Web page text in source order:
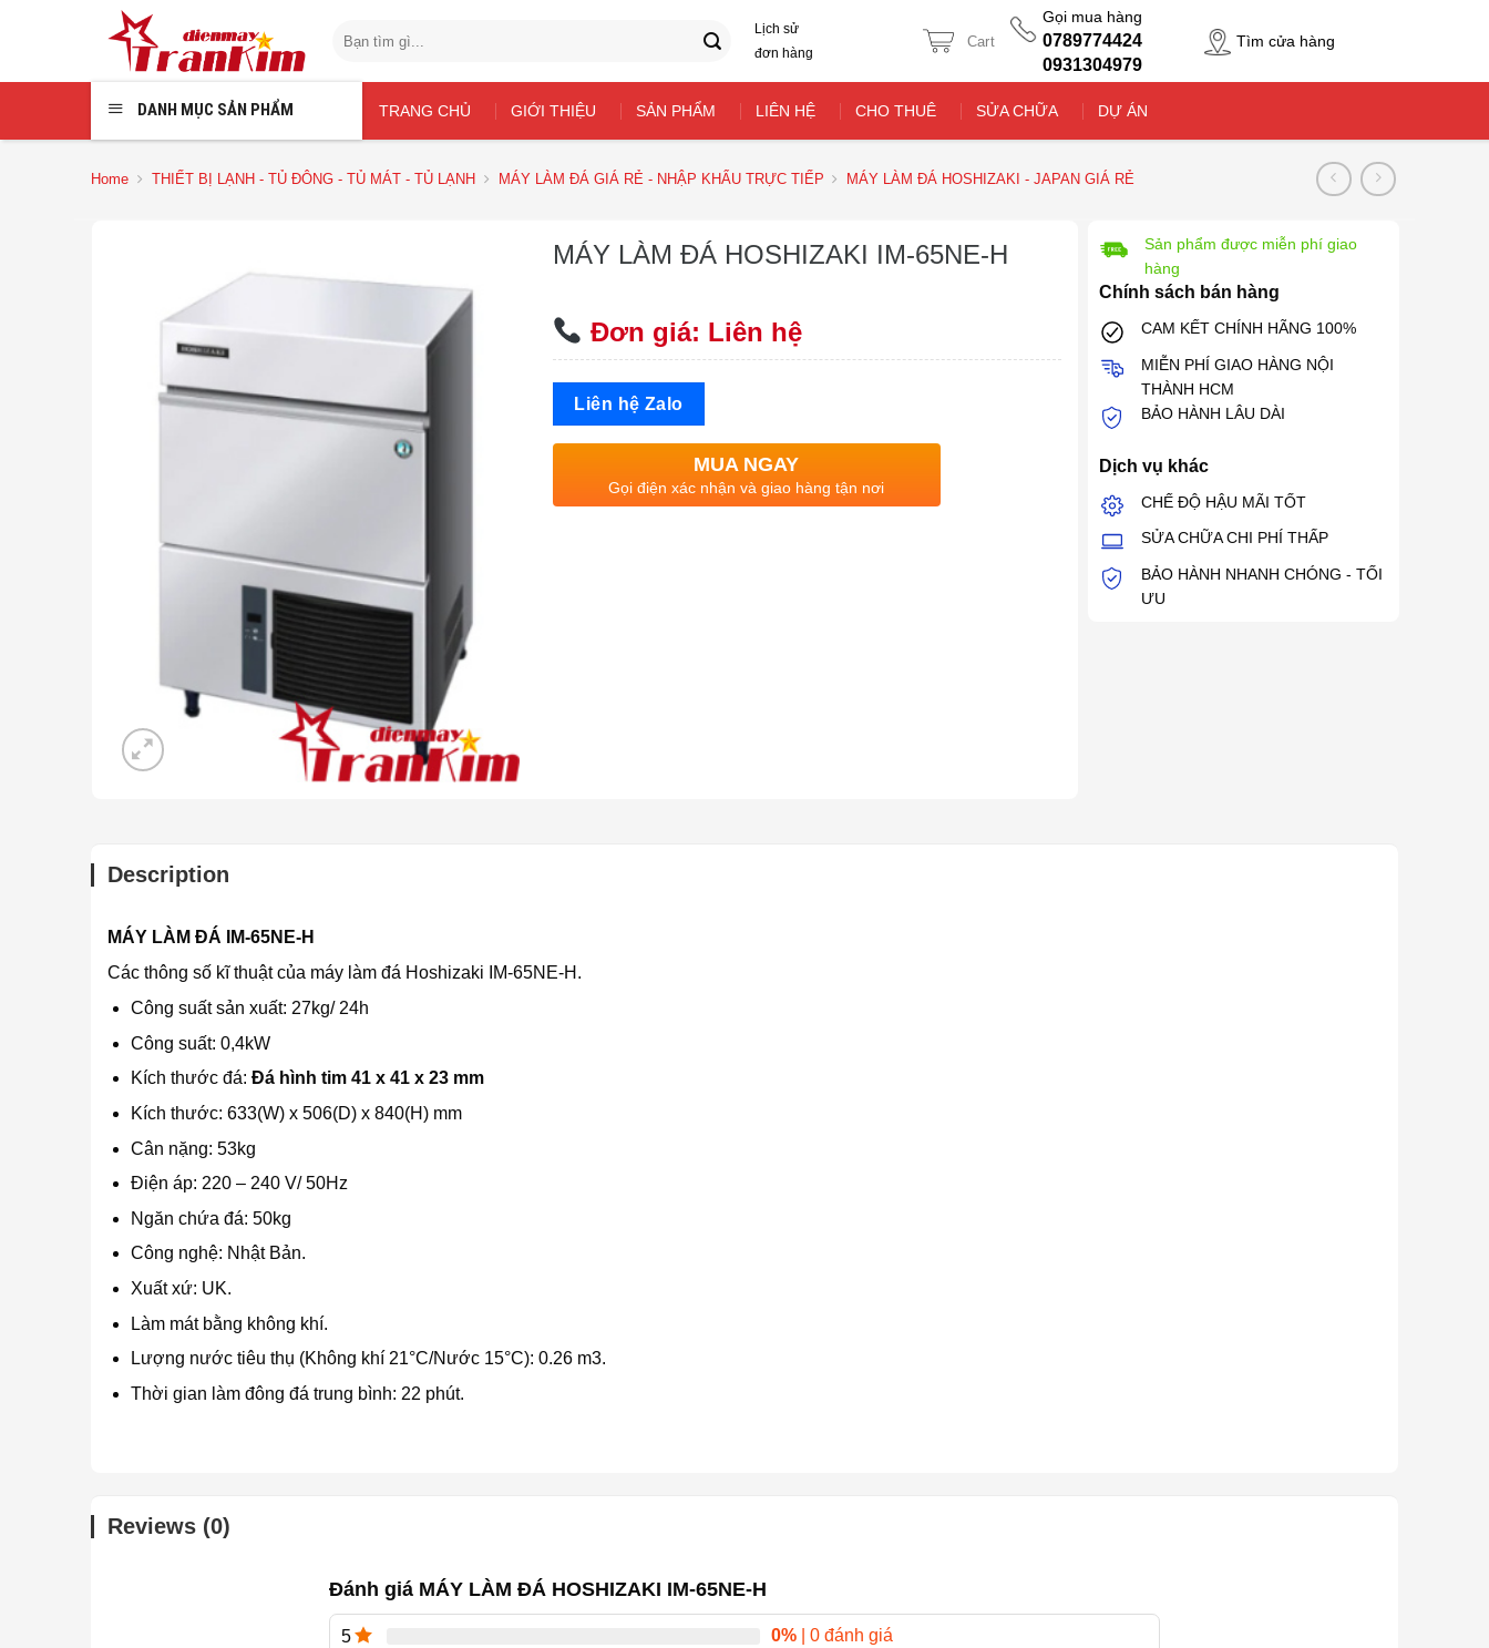
dung
Lịch sử
đơn hàng
Cart
Gọi mua hàng
0789774424
0931304979
Tìm cửa hàng
DANH MỤC SẢN PHẨM TRANG CHỦ GIỚI THIỆU SẢN PHẨM LIÊN HỆ CHO THUÊ SỬA CHỮA DỰ ÁN
Home THIẾT BỊ LẠNH - TỦ ĐÔNG - TỦ MÁT - TỦ LẠNH MÁY LÀM ĐÁ GIÁ RẺ - NHẬP KHẨU TRỰC TIẾP MÁY LÀM ĐÁ HOSHIZAKI - JAPAN GIÁ RẺ
MÁY LÀM ĐÁ HOSHIZAKI IM-65NE-H
Đơn giá: Liên hệ
Liên hệ Zalo
MUA NGAY
Gọi điện xác nhận và giao hàng tận nơi
Sản phẩm được miễn phí giao
hàng
Chính sách bán hàng
CAM KẾT CHÍNH HÃNG 100%
MIỄN PHÍ GIAO HÀNG NỘI
THÀNH HCM
BẢO HÀNH LÂU DÀI
Dịch vụ khác
CHẾ ĐỘ HẬU MÃI TỐT
SỬA CHỮA CHI PHÍ THẤP
BẢO HÀNH NHANH CHÓNG - TỐI
ƯU
Description
MÁY LÀM ĐÁ IM-65NE-H
Các thông số kĩ thuật của máy làm đá Hoshizaki IM-65NE-H.
Công suất sản xuất: 27kg/ 24h
Công suất: 0,4kW
Kích thước đá: Đá hình tim 41 x 41 x 23 mm
Kích thước: 633(W) x 506(D) x 840(H) mm
Cân nặng: 53kg
Điện áp: 220 – 240 V/ 50Hz
Ngăn chứa đá: 50kg
Công nghệ: Nhật Bản.
Xuất xứ: UK.
Làm mát bằng không khí.
Lượng nước tiêu thụ (Không khí 21°C/Nước 15°C): 0.26 m3.
Thời gian làm đông đá trung bình: 22 phút.
Reviews (0)
Đánh giá MÁY LÀM ĐÁ HOSHIZAKI IM-65NE-H
5 0% | 0 đánh giá